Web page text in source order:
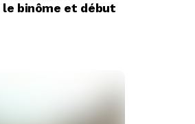
le binôme et début